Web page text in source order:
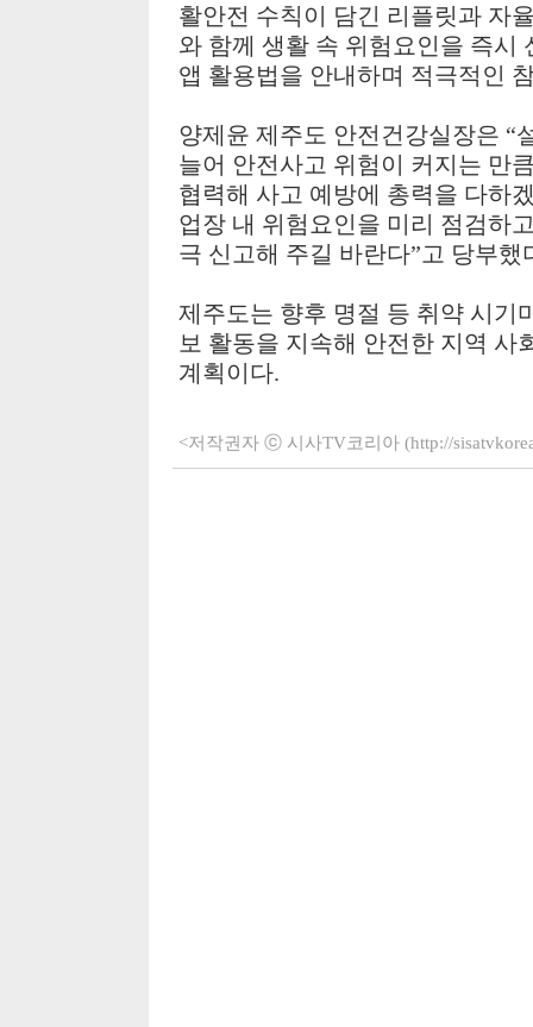
활안전 수칙이 담긴 리플릿과 자
와 함께 생활 속 위험요인을 즉시
앱 활용법을 안내하며 적극적인
양제윤 제주도 안전건강실장은 “
늘어 안전사고 위험이 커지는 만
협력해 사고 예방에 총력을 다하
업장 내 위험요인을 미리 점검하
극 신고해 주길 바란다”고 당부했
제주도는 향후 명절 등 취약 시기
보 활동을 지속해 안전한 지역 사
계획이다.
<저작권자 ⓒ 시사TV코리아 (http://